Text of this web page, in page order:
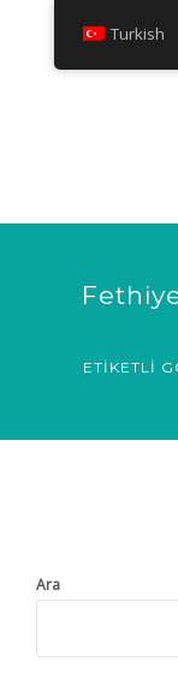
HAKKINDA
GÜLÜMSEME
HAKKINDAETIKETLI
Ara
Turkish